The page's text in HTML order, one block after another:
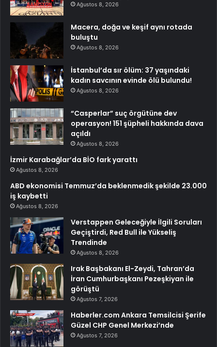
Ağustos 8, 2026
Macera, doğa ve keşif aynı rotada
buluştu
Ağustos 8, 2026
İstanbul’da sır ölüm: 37 yaşındaki
kadın savcının evinde ölü bulundu!
Ağustos 8, 2026
“Casperlar” suç örgütüne dev
operasyon! 151 şüpheli hakkında dava
açıldı
Ağustos 8, 2026
İzmir Karabağlar’da BİO fark yarattı
Ağustos 8, 2026
ABD ekonomisi Temmuz’da beklenmedik şekilde 23.000
iş kaybetti
Ağustos 8, 2026
Verstappen Geleceğiyle İlgili Soruları
Geçiştirdi, Red Bull ile Yükseliş
Trendinde
Ağustos 8, 2026
Irak Başbakanı El-Zeydi, Tahran’da
İran Cumhurbaşkanı Pezeşkiyan ile
görüştü
Ağustos 7, 2026
Haberler.com Ankara Temsilcisi Şerife
Güzel CHP Genel Merkezi’nde
Ağustos 7, 2026